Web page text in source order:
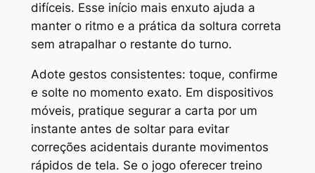
difíceis. Esse início mais enxuto ajuda a
manter o ritmo e a prática da soltura correta
sem atrapalhar o restante do turno.
Adote gestos consistentes: toque, confirme
e solte no momento exato. Em dispositivos
móveis, pratique segurar a carta por um
instante antes de soltar para evitar
correções acidentais durante movimentos
rápidos de tela. Se o jogo oferecer treino